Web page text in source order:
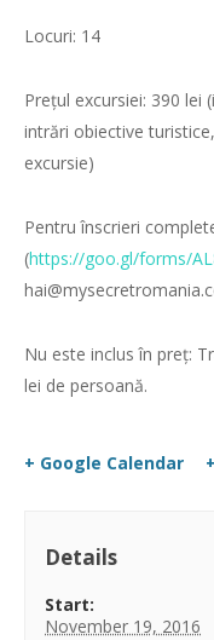
Locuri: 14
Prețul excursiei: 390 lei
intrări obiective
excursie)
Pentru înscrieri
(https://goo.gl/forms/
Nu este inclus în preț:
lei de persoană.
+ Google Calendar
Details
Start:
November 19, 2016